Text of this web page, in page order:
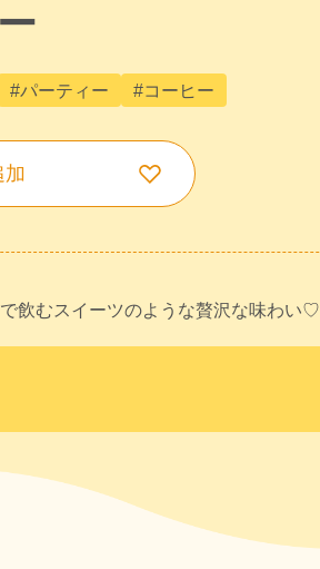
#パーティー #コーヒー
加
飲むスイーツのような贅沢な味わい♡